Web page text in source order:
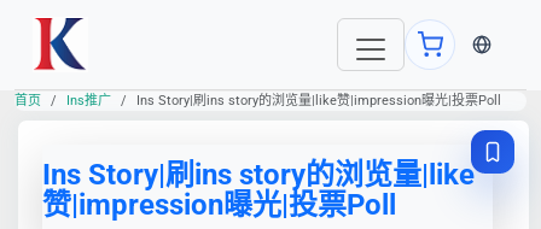
当前语
首页 Ins推广 Ins Story|刷ins story的浏览量|like赞|impression曝光|投票Poll
Ins Story|刷ins story的浏览量|like
赞|impression曝光|投票Poll